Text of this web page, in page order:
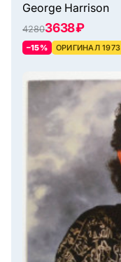
George Harrison
42803638 ₽
–15% ОРИГИНАЛ 1973